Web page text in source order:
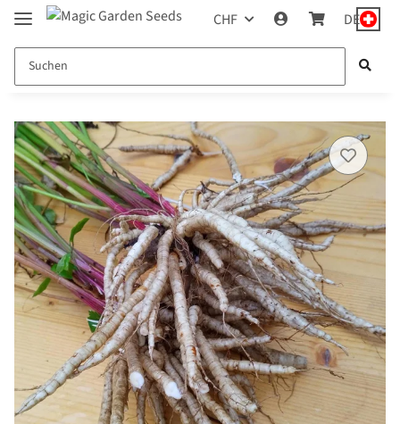
CHF DE